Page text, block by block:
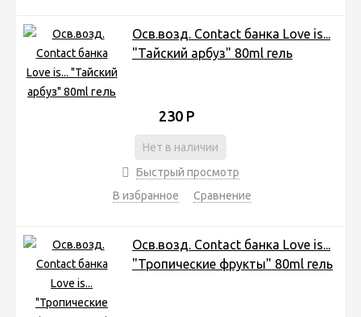
Осв.возд. Соntact банка Love is...
"Тайский арбуз" 80ml гель
230 Р
Нет в наличии
Быстрый просмотр
В избранное
Сравнение
Осв.возд. Соntact банка Love is...
"Тропические фрукты" 80ml гель